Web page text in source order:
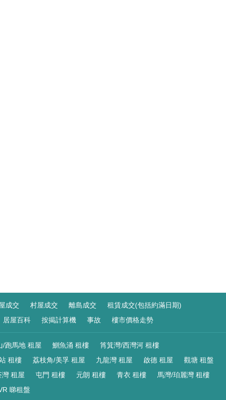
成交 村屋成交 離島成交
租賃成交(包括約滿日期)
居屋百科 按揭計算機 事故 樓市價格走勢
/跑馬地 租屋 鰂魚涌 租樓
筲箕灣/西灣河 租樓
租樓 荔枝角/美孚 租屋 九龍灣 租屋 啟德 租屋
觀塘 租盤
灣 租屋 屯門 租樓 元朗 租樓 青衣 租樓
馬灣/珀麗灣 租樓
睇租盤